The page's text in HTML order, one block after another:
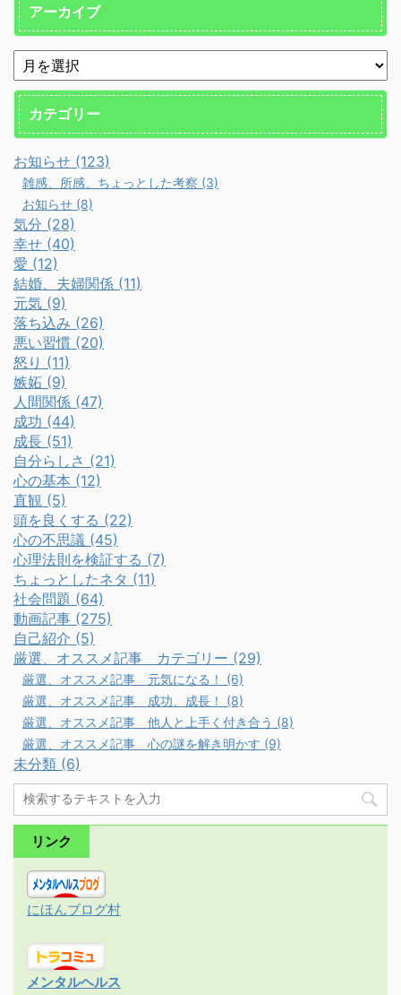
アーカイブ
カテゴリー
お知らせ (123)
雑感、所感、ちょっとした考察 (3)
お知らせ (8)
気分 (28)
幸せ (40)
愛 (12)
結婚、夫婦関係 (11)
元気 (9)
落ち込み (26)
悪い習慣 (20)
怒り (11)
嫉妬 (9)
人間関係 (47)
成功 (44)
成長 (51)
自分らしさ (21)
心の基本 (12)
直観 (5)
頭を良くする (22)
心の不思議 (45)
心理法則を検証する (7)
ちょっとしたネタ (11)
社会問題 (64)
動画記事 (275)
自己紹介 (5)
厳選、オススメ記事 カテゴリー (29)
厳選、オススメ記事 元気になる！ (6)
厳選、オススメ記事 成功、成長！ (8)
厳選、オススメ記事 他人と上手く付き合う (8)
厳選、オススメ記事 心の謎を解き明かす (9)
未分類 (6)
リンク
にほんブログ村
メンタルヘルス